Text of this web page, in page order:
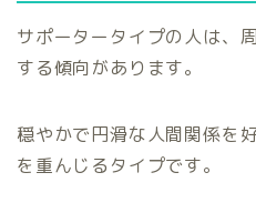
サポータータイプの人は、
する傾向があります。
穏やかで円滑な人間関係を
を重んじるタイプです。